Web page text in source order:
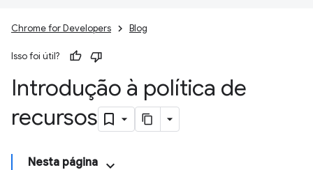
Chrome for Developers Blog
Isso foi útil?
Introdução à política de
recursos
Nesta página